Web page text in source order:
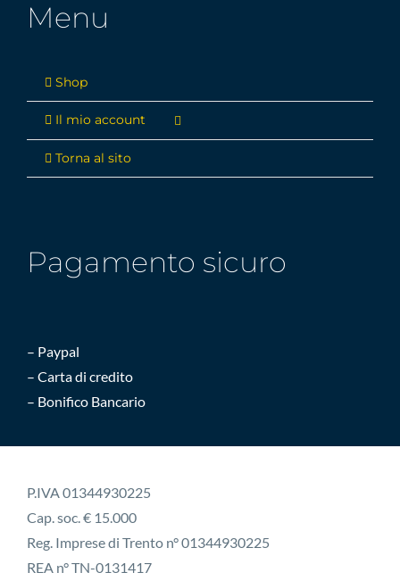
Menu
Shop
Il mio account
Torna al sito
Pagamento sicuro
– Paypal
– Carta di credito
– Bonifico Bancario
P.IVA 01344930225
Cap. soc. € 15.000
Reg. Imprese di Trento n° 01344930225
REA n° TN-0131417